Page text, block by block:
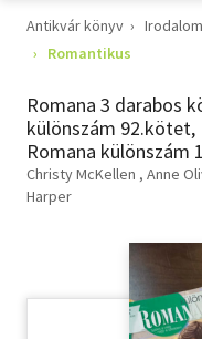
Életmód, egészség
Gyermek- és ifjúsági
Hobbi, szabadidő
Antikvár könyv Irodalom
Romantikus
Romana 3 darabos
különszám 92.kötet,
Romana különszám
Christy McKellen Anne
Harper